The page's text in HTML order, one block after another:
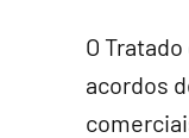
O
acordos